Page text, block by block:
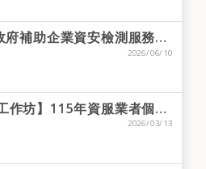
115年政府補助企業資安檢測服務，名額有限，立即申請~
2026/06/10
【實體工作坊】115年資服業者個資交流工作坊(限額)
2026/03/13